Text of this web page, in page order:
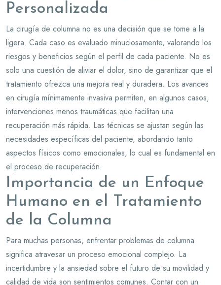
Personalizada
La cirugía de columna no es una decisión que se tome a la
ligera. Cada caso es evaluado minuciosamente, valorando los
riesgos y beneficios según el perfil de cada paciente. No es
solo una cuestión de aliviar el dolor, sino de garantizar que el
tratamiento ofrezca una mejora real y duradera. Los avances
en cirugía mínimamente invasiva permiten, en algunos casos,
intervenciones menos traumáticas que facilitan una
recuperación más rápida. Las técnicas se ajustan según las
necesidades específicas del paciente, abordando tanto
aspectos físicos como emocionales, lo cual es fundamental en
el proceso de recuperación.
Importancia de un Enfoque
Humano en el Tratamiento
de la Columna
Para muchas personas, enfrentar problemas de columna
significa atravesar un proceso emocional complejo. La
incertidumbre y la ansiedad sobre el futuro de su movilidad y
calidad de vida son sentimientos comunes. Contar con un